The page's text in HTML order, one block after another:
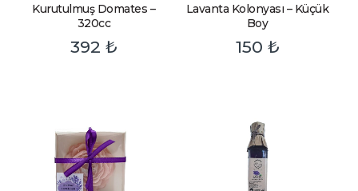
Kurutulmuş Domates –
320cc
392 ₺
Lavanta Kolonyası – Küçük
Boy
150 ₺